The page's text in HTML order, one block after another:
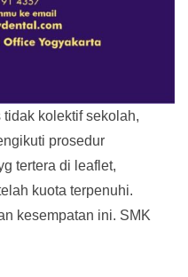
tidak kolektif sekolah,
prosedur
tertera di leaflet,
kuota terpenuhi.
kesempatan ini. SMK